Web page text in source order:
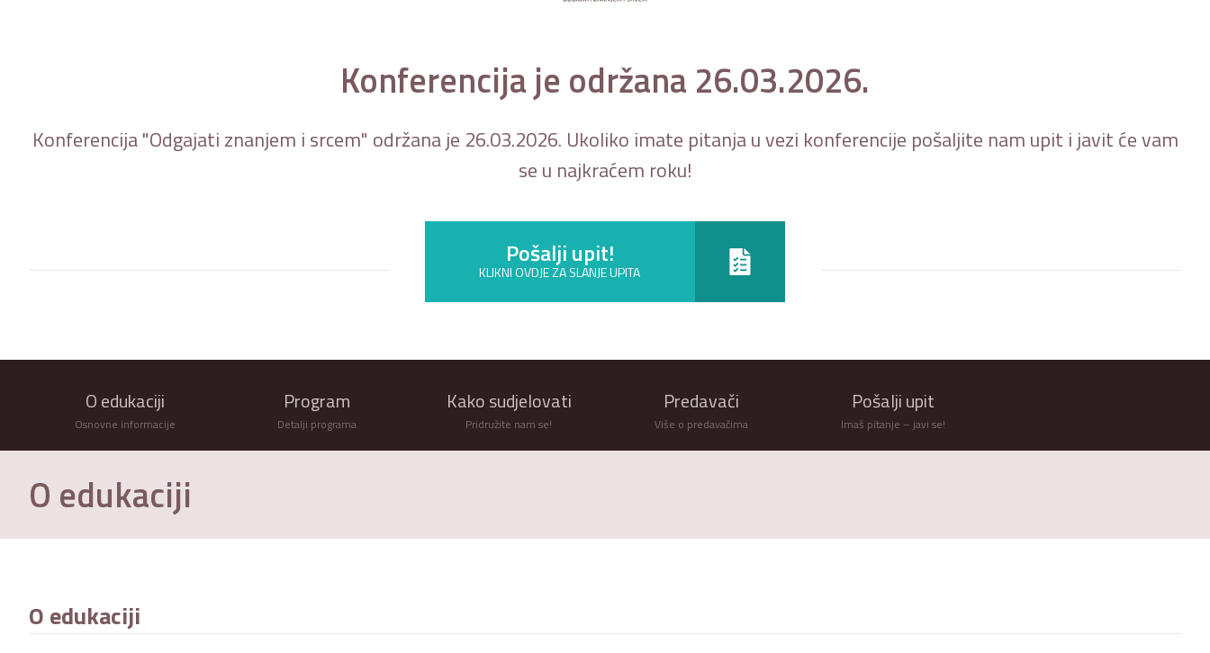
Konferencija je održana 26.03.2026.
Konferencija "Odgajati znanjem i srcem" održana je 26.03.2026. Ukoliko imate pitanja u vezi konferencije pošaljite nam upit i javit će vam
se u najkraćem roku!
Pošalji upit!
KLIKNI OVDJE ZA SLANJE UPITA
O edukaciji
Osnovne informacije
Program
Detalji programa
Kako sudjelovati
Pridružite nam se!
Predavači
Više o predavačima
Pošalji upit
Imaš pitanje – javi se!
O edukaciji
O edukaciji